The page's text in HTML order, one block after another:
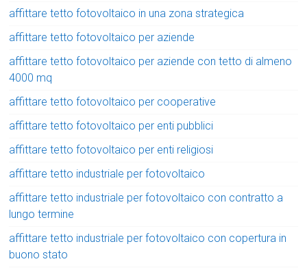
affittare tetto fotovoltaico in una zona strategica
affittare tetto fotovoltaico per aziende
affittare tetto fotovoltaico per aziende con tetto di almeno
4000 mq
affittare tetto fotovoltaico per cooperative
affittare tetto fotovoltaico per enti pubblici
affittare tetto fotovoltaico per enti religiosi
affittare tetto industriale per fotovoltaico
affittare tetto industriale per fotovoltaico con contratto a
lungo termine
affittare tetto industriale per fotovoltaico con copertura in
buono stato